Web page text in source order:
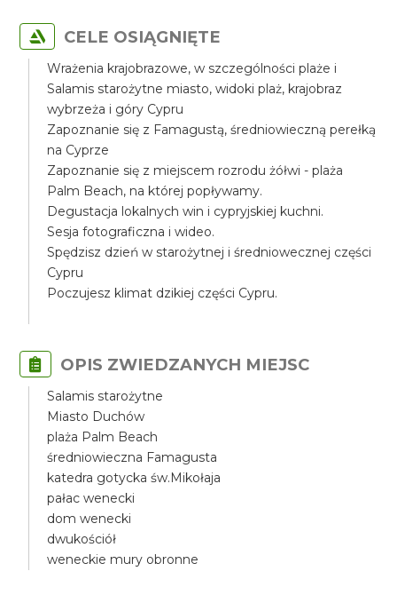
CELE OSIĄGNIĘTE
Wrażenia krajobrazowe, w szczególności plaże i
Salamis starożytne miasto, widoki plaż, krajobraz
wybrzeża i góry Cypru
Zapoznanie się z Famagustą, średniowieczną perełką
na Cyprze
Zapoznanie się z miejscem rozrodu żółwi - plaża
Palm Beach, na której popływamy.
Degustacja lokalnych win i cypryjskiej kuchni.
Sesja fotograficzna i wideo.
Spędzisz dzień w starożytnej i średniowecznej części
Cypru
Poczujesz klimat dzikiej części Cypru.
OPIS ZWIEDZANYCH MIEJSC
Salamis starożytne
Miasto Duchów
plaża Palm Beach
średniowieczna Famagusta
katedra gotycka św.Mikołaja
pałac wenecki
dom wenecki
dwukościół
weneckie mury obronne